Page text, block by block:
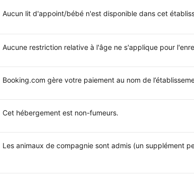
Aucun lit d'appoint/bébé n'est disponible dans cet
Aucune restriction relative à l'âge ne s'applique pour
Booking.com gère votre paiement au nom de
Cet hébergement est non-fumeurs.
Les animaux de compagnie sont admis (un supplément